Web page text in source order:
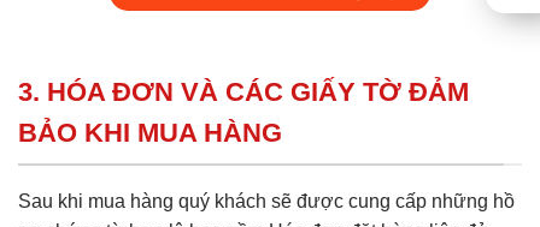
3. HÓA ĐƠN VÀ CÁC GIẤY TỜ ĐẢM
BẢO KHI MUA HÀNG
Sau khi mua hàng quý khách sẽ được cung cấp những hồ